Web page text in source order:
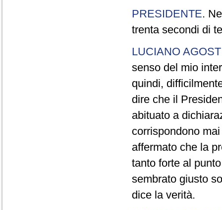
PRESIDENTE.
trenta secondi di
LUCIANO
senso del mio
quindi,
dire che il
abituato a
corrispondono
affermato che la
tanto forte al
sembrato giusto
dice la verità.